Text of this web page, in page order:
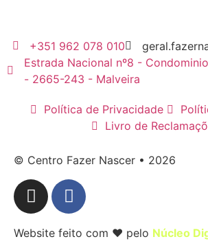
+351 962 078 010
Estrada Nacional nº8 -
- 2665-243 - Malveira
Política de Privacidade
Livro de
© Centro Fazer Nascer • 2026
Website feito com ❤ pelo Núcleo